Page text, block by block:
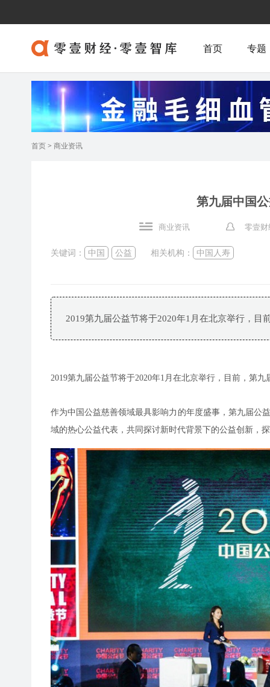
首页 专题
首页 > 商业资讯
第九届中国
商业资讯 零壹
关键词： 中国 公益 相关机构： 中国人寿
2019第九届公益节将于2020年1月在北京举行，
2019第九届公益节将于2020年1月在北京举行，目前，第
作为中国公益慈善领域最具影响力的年度盛事，第九届公
域的热心公益代表，共同探讨新时代背景下的公益创新，